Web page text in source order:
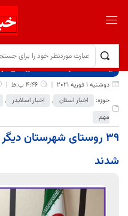
برگ نخست نوشته‌ها
۳۹ روستای شهرستان دیگر خوسف از نعمت گاز بهره مند شدند
دوشنبه 1 فوریه 2021
4:46 ب.ظ
حوزه:
اخبار استان , اخبار اسلایدر ,
مهم
۳۹ روستای شهرستان
شدند